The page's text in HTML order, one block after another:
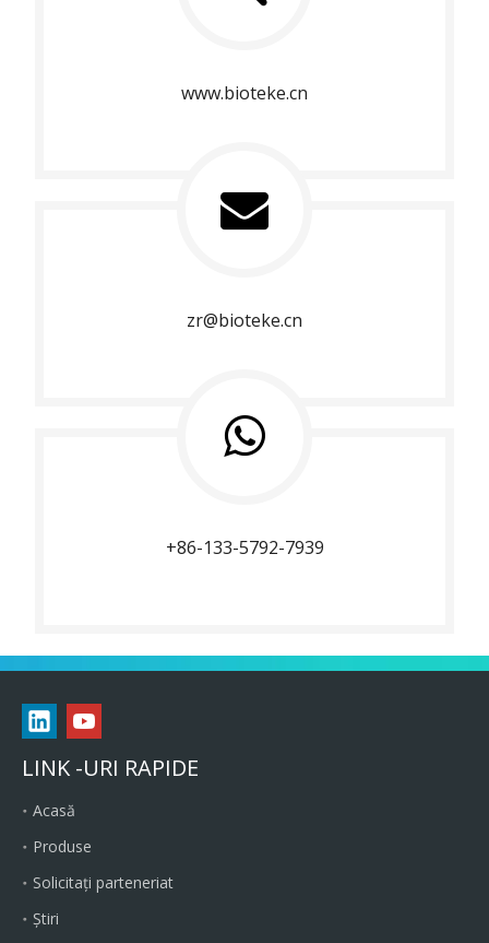
www.bioteke.cn
zr@bioteke.cn
+86-133-5792-7939
LINK -URI RAPIDE
Acasă
Produse
Solicitați parteneriat
Ştiri